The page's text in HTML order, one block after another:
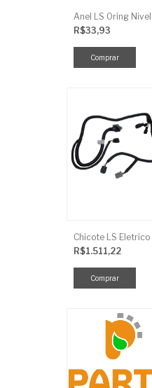
R$33,93
R$1.511,22